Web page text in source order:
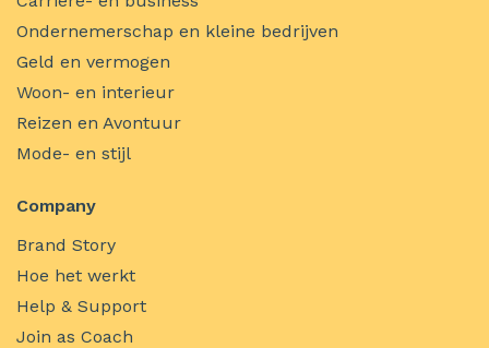
Ondernemerschap en kleine bedrijven
Geld en vermogen
Woon- en interieur
Reizen en Avontuur
Mode- en stijl
Company
Brand Story
Hoe het werkt
Help & Support
Join as Coach